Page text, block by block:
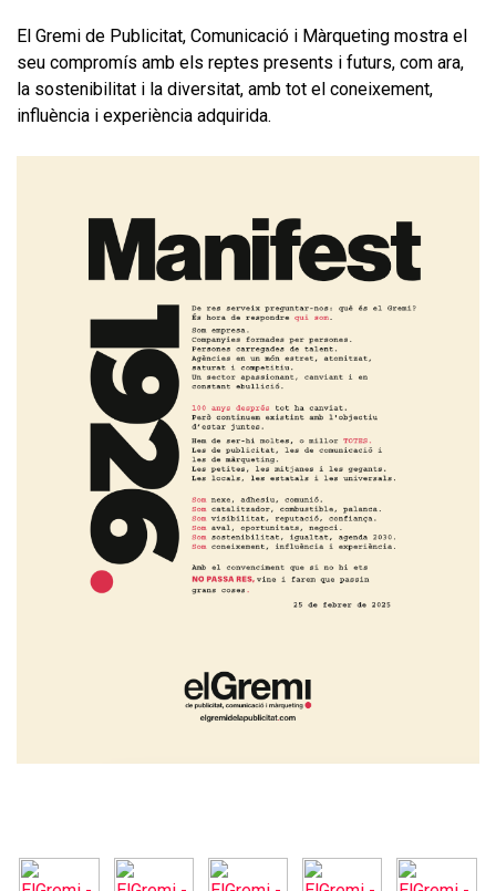
El Gremi de Publicitat, Comunicació i Màrqueting mostra el
seu compromís amb els reptes presents i futurs, com ara,
la sostenibilitat i la diversitat, amb tot el coneixement,
influència i experiència adquirida.